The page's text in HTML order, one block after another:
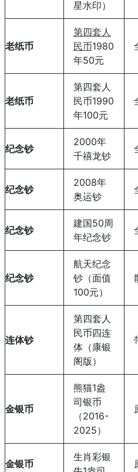
星水印）
老纸币
第四套人
民币1980
年50元
老纸币
第四套人
民币1990
年100元
纪念钞
2000年
千禧龙钞
纪念钞
2008年
奥运钞
纪念钞
建国50周
年纪念钞
纪念钞
航天纪念
钞（面值
100元）
连体钞
第四套人
民币四连
体（康银
阁版）
金银币
熊猫1盎
司银币
（2016-
2025）
金银币
生肖彩银